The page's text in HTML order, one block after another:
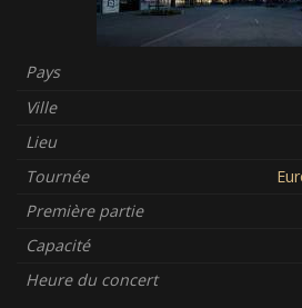
Pays
Ville
Lieu
Tournée
Première partie
Capacité
Heure du concert